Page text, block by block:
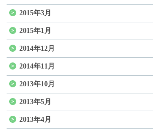
2015年3月
2015年1月
2014年12月
2014年11月
2013年10月
2013年5月
2013年4月